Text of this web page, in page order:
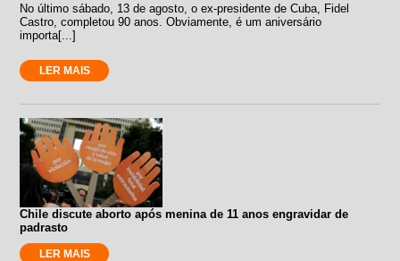
No último sábado, 13 de agosto, o ex-presidente de Cuba, Fidel
Castro, completou 90 anos. Obviamente, é um aniversário
importa[...]
LER MAIS
Chile discute aborto após menina de 11 anos engravidar de
padrasto
LER MAIS